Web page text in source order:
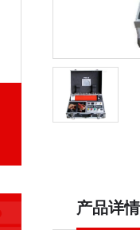
产品详情